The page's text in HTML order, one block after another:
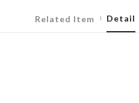
Related Item Detail